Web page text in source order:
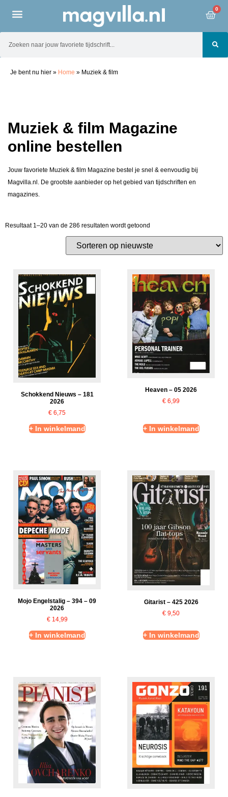
0
Je bent nu hier » Home » Muziek & film
Muziek & film Magazine
online bestellen
Jouw favoriete Muziek & film Magazine bestel je snel & eenvoudig bij
Magvilla.nl. De grootste aanbieder op het gebied van tijdschriften en
magazines.
Resultaat 1–20 van de 286 resultaten wordt getoond
Schokkend Nieuws – 181
2026
€ 6,75
+ In winkelmand
Heaven – 05 2026
€ 6,99
+ In winkelmand
Mojo Engelstalig – 394 – 09
2026
€14,99
+ In winkelmand
Gitarist – 425 2026
€ 9,50
+ In winkelmand